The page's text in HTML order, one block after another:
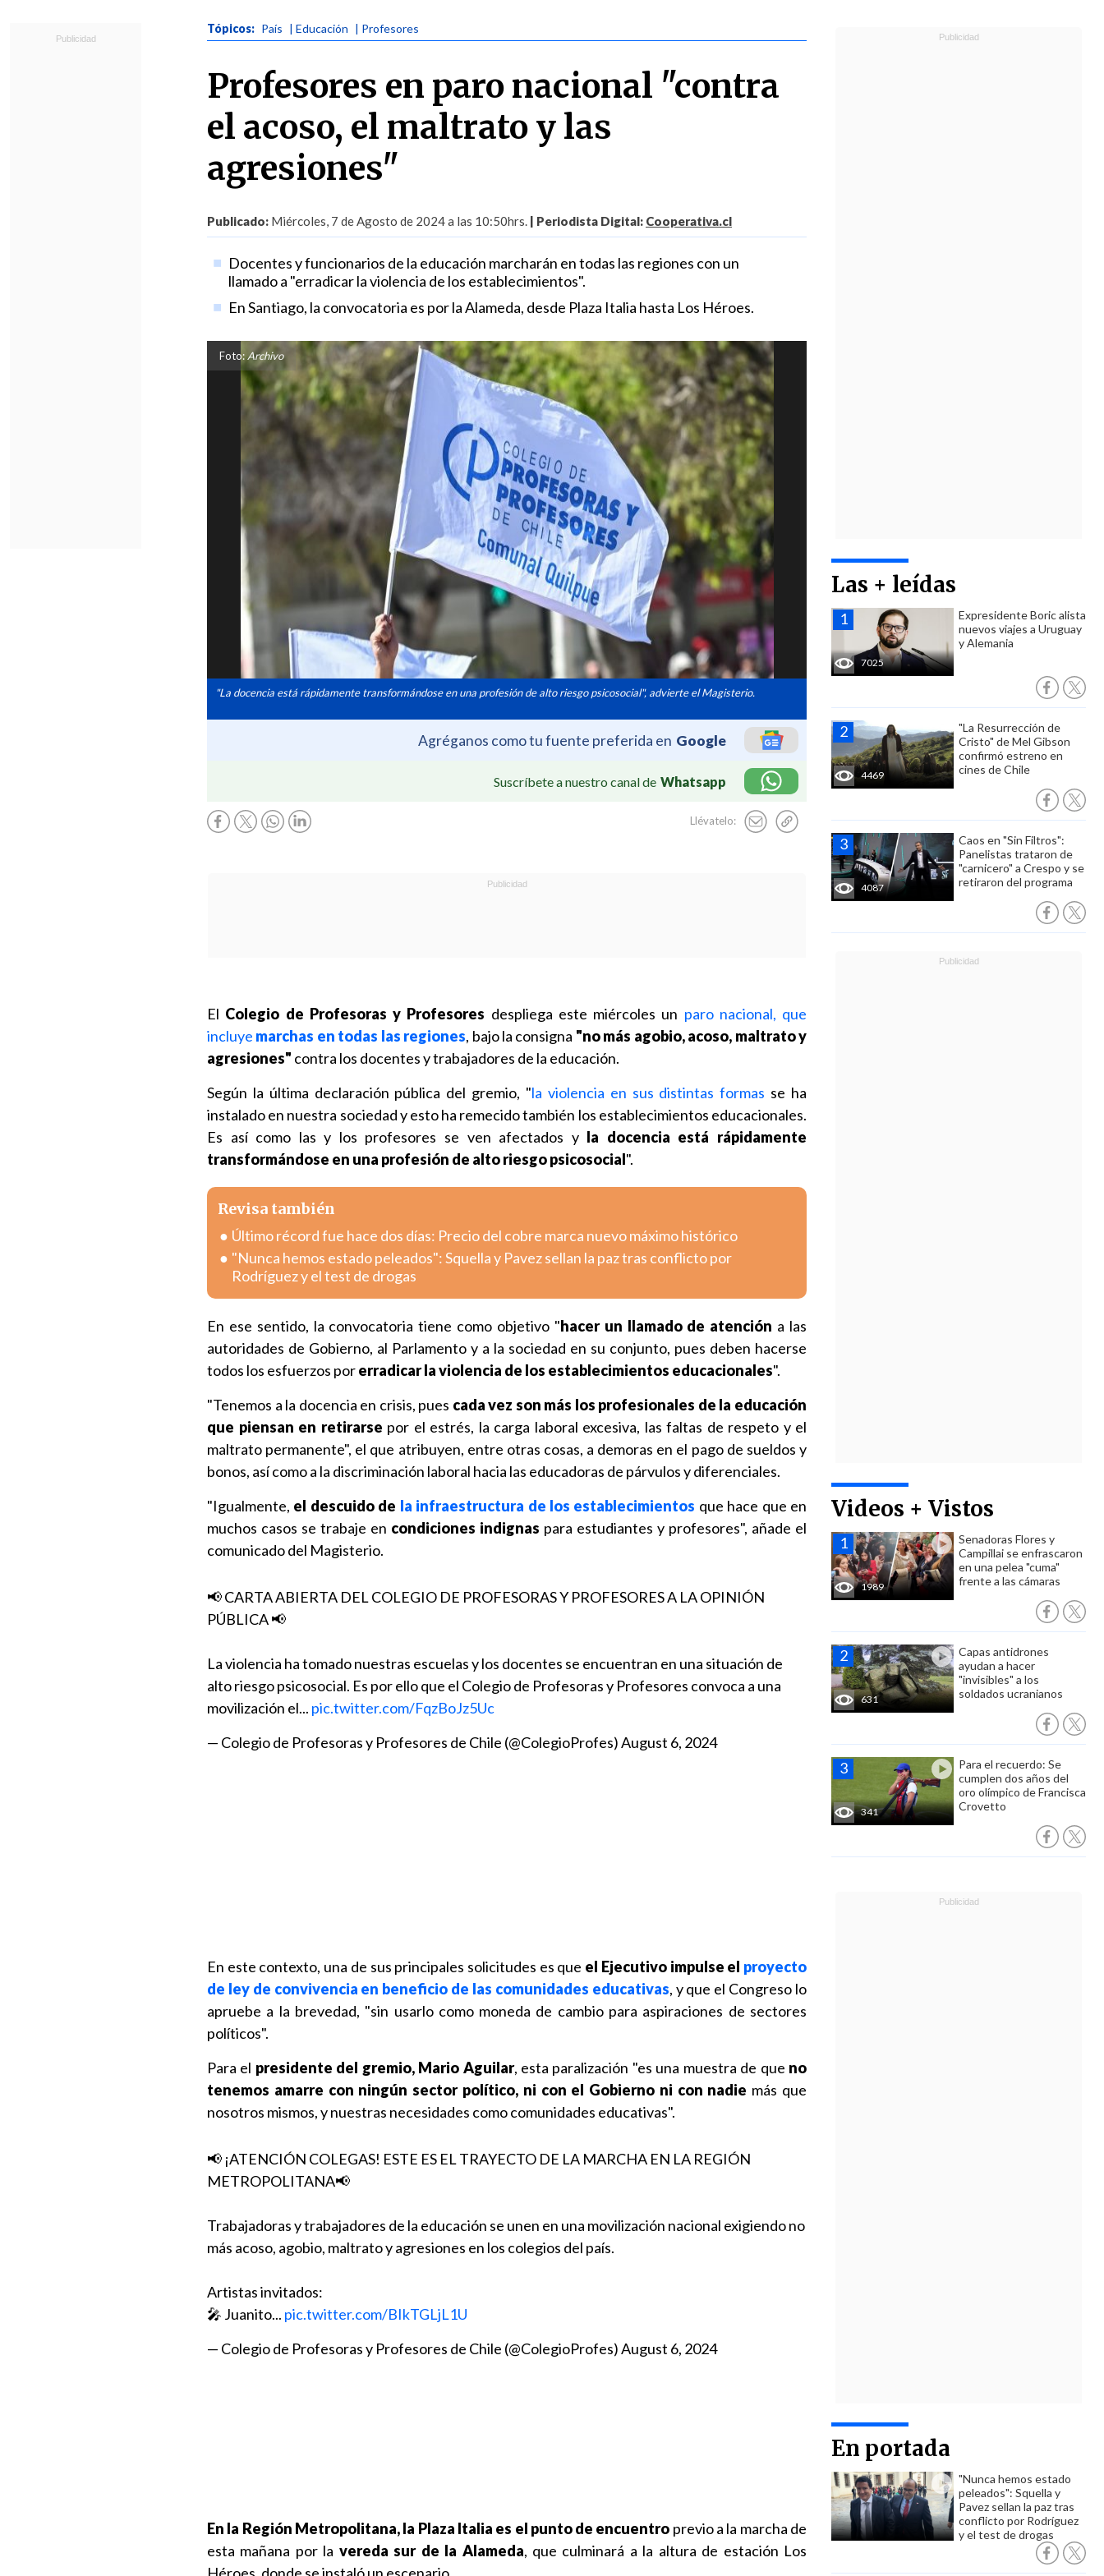
Tópicos: País | Educación | Profesores
Profesores en paro nacional "contra
el acoso, el maltrato y las
agresiones"
Publicado: Miércoles, 7 de Agosto de 2024 a las 10:50hrs. | Periodista Digital: Cooperativa.cl
Docentes y funcionarios de la educación marcharán en todas las regiones con un
llamado a "erradicar la violencia de los establecimientos".
En Santiago, la convocatoria es por la Alameda, desde Plaza Italia hasta Los Héroes.
Foto: Archivo
"La docencia está rápidamente transformándose en una profesión de alto riesgo psicosocial", advierte el Magisterio.
Agréganos como tu fuente preferida en Google
Suscríbete a nuestro canal de Whatsapp
Llévatelo:
Las + leídas
7025
Expresidente Boric alista
nuevos viajes a Uruguay
y Alemania
4469
"La Resurrección de
Cristo" de Mel Gibson
confirmó estreno en
cines de Chile
4087
Caos en "Sin Filtros":
Panelistas trataron de
"carnicero" a Crespo y se
retiraron del programa
Videos + Vistos
1989
Senadoras Flores y
Campillai se enfrascaron
en una pelea "cuma"
frente a las cámaras
631
Capas antidrones
ayudan a hacer
"invisibles" a los
soldados ucranianos
341
Para el recuerdo: Se
cumplen dos años del
oro olímpico de Francisca
Crovetto
En portada
"Nunca hemos estado
peleados": Squella y
Pavez sellan la paz tras
conflicto por Rodríguez
y el test de drogas
El Colegio de Profesoras y Profesores despliega este miércoles un paro nacional, que
incluye marchas en todas las regiones, bajo la consigna "no más agobio, acoso, maltrato y
agresiones" contra los docentes y trabajadores de la educación.
Según la última declaración pública del gremio, "la violencia en sus distintas formas se ha
instalado en nuestra sociedad y esto ha remecido también los establecimientos educacionales.
Es así como las y los profesores se ven afectados y la docencia está rápidamente
transformándose en una profesión de alto riesgo psicosocial".
Revisa también
Último récord fue hace dos días: Precio del cobre marca nuevo máximo histórico
"Nunca hemos estado peleados": Squella y Pavez sellan la paz tras conflicto por
Rodríguez y el test de drogas
En ese sentido, la convocatoria tiene como objetivo "hacer un llamado de atención a las
autoridades de Gobierno, al Parlamento y a la sociedad en su conjunto, pues deben hacerse
todos los esfuerzos porerradicar la violencia de los establecimientos educacionales".
"Tenemos a la docencia en crisis, pues cada vez son más los profesionales de la educación
que piensan en retirarse por el estrés, la carga laboral excesiva, las faltas de respeto y el
maltrato permanente", el que atribuyen, entre otras cosas, a demoras en el pago de sueldos y
bonos, así como a la discriminación laboral hacia las educadoras de párvulos y diferenciales.
"Igualmente, el descuido de la infraestructura de los establecimientos que hace que en
muchos casos se trabaje en condiciones indignas para estudiantes y profesores", añade el
comunicado del Magisterio.
📢 CARTA ABIERTA DEL COLEGIO DE PROFESORAS Y PROFESORES A LA OPINIÓN
PÚBLICA 📢
La violencia ha tomado nuestras escuelas y los docentes se encuentran en una situación de
alto riesgo psicosocial. Es por ello que el Colegio de Profesoras y Profesores convoca a una
movilización el... pic.twitter.com/FqzBoJz5Uc
— Colegio de Profesoras y Profesores de Chile (@ColegioProfes)August 6, 2024
En este contexto, una de sus principales solicitudes es que el Ejecutivo impulse el proyecto
de ley de convivencia en beneficio de las comunidades educativas, y que el Congreso lo
apruebe a la brevedad, "sin usarlo como moneda de cambio para aspiraciones de sectores
políticos".
Para el presidente del gremio, Mario Aguilar, esta paralización "es una muestra de que no
tenemos amarre con ningún sector político, ni con el Gobierno ni con nadie más que
nosotros mismos, y nuestras necesidades como comunidades educativas".
📢 ¡ATENCIÓN COLEGAS! ESTE ES EL TRAYECTO DE LA MARCHA EN LA REGIÓN
METROPOLITANA📢
Trabajadoras y trabajadores de la educación se unen en una movilización nacional exigiendo no
más acoso, agobio, maltrato y agresiones en los colegios del país.
Artistas invitados:
🎤 Juanito... pic.twitter.com/BIkTGLjL1U
— Colegio de Profesoras y Profesores de Chile (@ColegioProfes)August 6, 2024
En la Región Metropolitana, la Plaza Italia es el punto de encuentro previo a la marcha de
esta mañana por la vereda sur de la Alameda, que culminará a la altura de estación Los